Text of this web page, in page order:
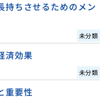
持ちさせるためのメン
未分類
済効果
未分類
重要性